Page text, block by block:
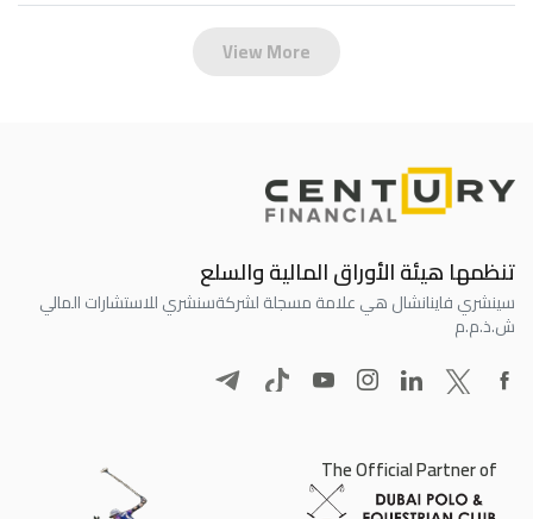
View More
تنظمها هيئة الأوراق المالية والسلع
سينشري فاينانشال هي علامة مسجلة لشركةسنشري للاستشارات المالي
ش.ذ.م.م
The Official Partner of